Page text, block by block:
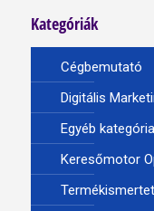
Kategóriák
Cégbemutató
Digitális
Egyéb kategória
Keresőmotor